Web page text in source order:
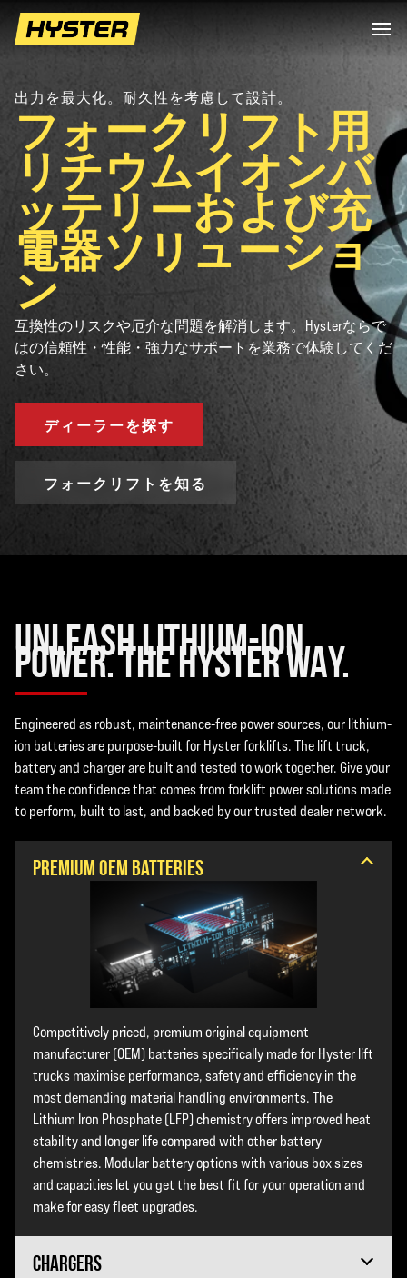
出力を最大化。耐久性を考慮して設計。
フォークリフト用
リチウムイオンバ
ッテリーおよび充
電器ソリューショ
ン
互換性のリスクや厄介な問題を解消します。Hysterならで
はの信頼性・性能・強力なサポートを業務で体験してくだ
さい。
ディーラーを探す
フォークリフトを知る
UNLEASH LITHIUM-ION
POWER. THE HYSTER WAY.
Engineered as robust, maintenance-free power sources, our lithium-
ion batteries are purpose-built for Hyster forklifts. The lift truck,
battery and charger are built and tested to work together. Give your
team the confidence that comes from forklift power solutions made
to perform, built to last, and backed by our trusted dealer network.
Premium OEM batteries
Competitively priced, premium original equipment
manufacturer (OEM) batteries specifically made for Hyster lift
trucks maximise performance, safety and efficiency in the
most demanding material handling environments. The
Lithium Iron Phosphate (LFP) chemistry offers improved heat
stability and longer life compared with other battery
chemistries. Modular battery options with various box sizes
and capacities let you get the best fit for your operation and
make for easy fleet upgrades.
Chargers